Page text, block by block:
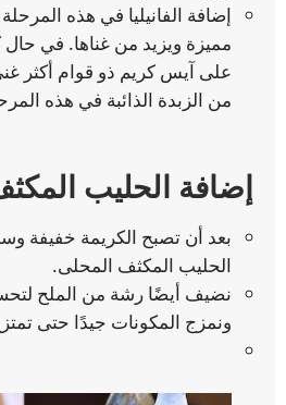
إضافة الفانيليا في هذه
مميزة ويزيد من غناها. في
من الزبدة الذائبة في هذه
إضافة الحليب
بعد أن تصبح الكريمة خفيفة
الحليب المكثف المحلى.
نضيف أيضًا رشة من الملح
ونمزج المكونات جيدًا حتى